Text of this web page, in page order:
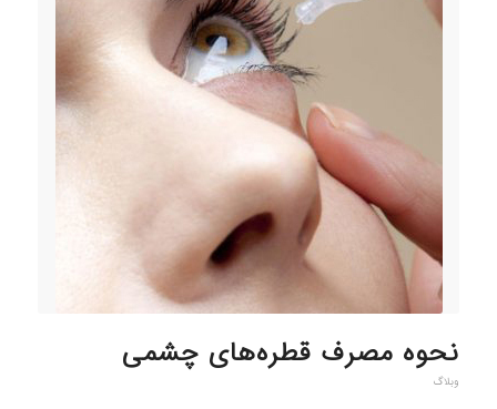
نحوه مصرف قطره‌های چشمی
وبلاگ